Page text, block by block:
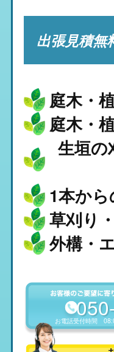
出張見積無
庭木・
1本か
庭木・
草刈り
生垣の
外構・
お電話受付時間